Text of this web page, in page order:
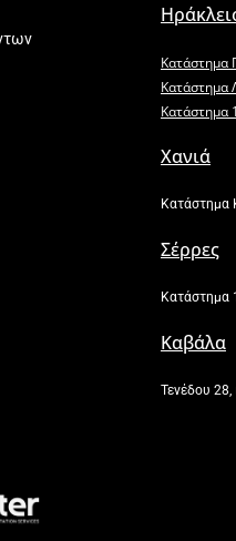
Κατάστημα
Κατάστημα
Χανιά
Κατάστημα
Σέρρες
Κατάστημα
Καβάλα
Τενέδου